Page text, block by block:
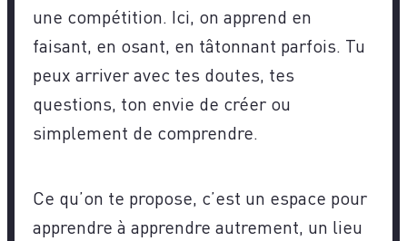
une compétition. Ici, on apprend en
faisant, en osant, en tâtonnant parfois. Tu
peux arriver avec tes doutes, tes
questions, ton envie de créer ou
simplement de comprendre.
Ce qu’on te propose, c’est un espace pour
apprendre à apprendre autrement, un lieu